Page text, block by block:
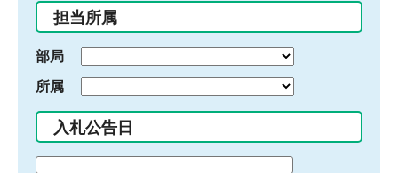
入
力
担当所属
部局
所属
入札公告日